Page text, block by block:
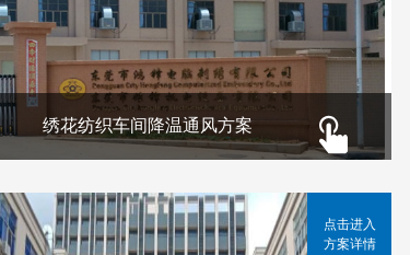
绣花纺织车间降温通风方案
点击进入
方案详情